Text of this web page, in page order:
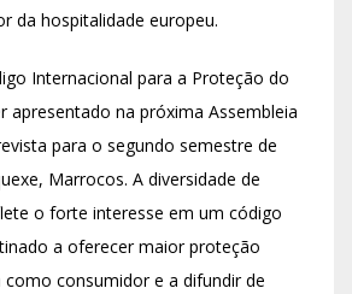
da hospitalidade europeu.
Internacional para a Proteção do
apresentado na próxima Assembleia
para o segundo semestre de
Marrocos. A diversidade de
o forte interesse em um código
a oferecer maior proteção
consumidor e a difundir de